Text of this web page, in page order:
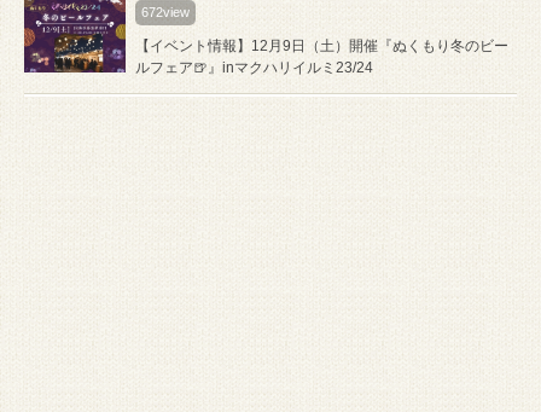
672view
【イベント情報】12月9日（土）開催『ぬくもり冬のビー
ルフェア🍺』inマクハリイルミ23/24